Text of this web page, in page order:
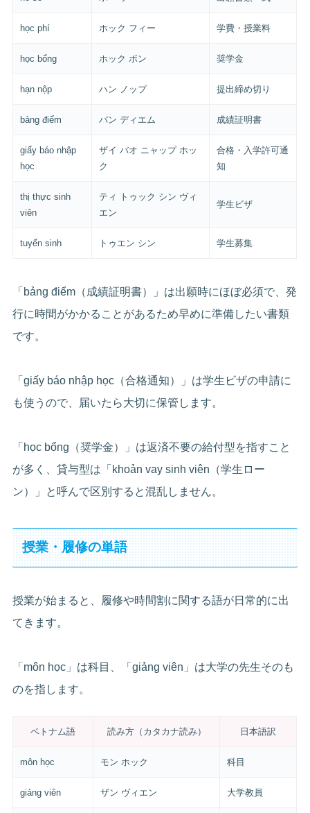
học phí ホック フィー 学費・授業料
học bổng ホック ボン 奨学金
hạn nộp ハン ノップ 提出締め切り
bảng điểm バン ディエム 成績証明書
giấy báo nhập
học
ザイ バオ ニャップ ホッ
ク
合格・入学許可通
知
thị thực sinh
viên
ティ トゥック シン ヴィ
エン
学生ビザ
tuyển sinh トゥエン シン 学生募集
「bảng điểm（成績証明書）」は出願時にほぼ必須で、発
行に時間がかかることがあるため早めに準備したい書類
です。
「giấy báo nhập học（合格通知）」は学生ビザの申請に
も使うので、届いたら大切に保管します。
「học bổng（奨学金）」は返済不要の給付型を指すこと
が多く、貸与型は「khoản vay sinh viên（学生ロー
ン）」と呼んで区別すると混乱しません。
授業・履修の単語
授業が始まると、履修や時間割に関する語が日常的に出
てきます。
「môn học」は科目、「giảng viên」は大学の先生そのも
のを指します。
ベトナム語 読み方（カタカナ読み） 日本語訳
môn học モン ホック 科目
giảng viên ザン ヴィエン 大学教員